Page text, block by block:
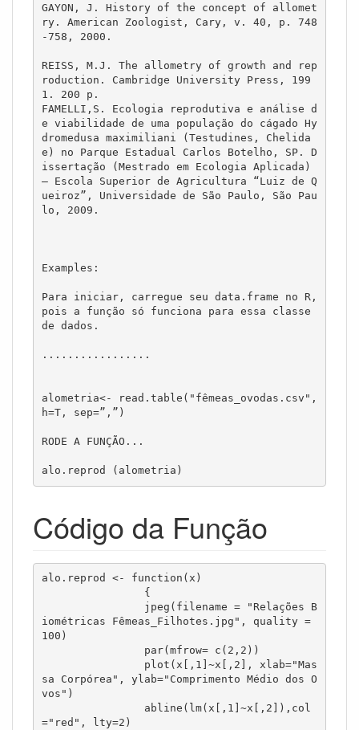
GAYON, J. History of the concept of allomet
ry. American Zoologist, Cary, v. 40, p. 748
-758, 2000.
REISS, M.J. The allometry of growth and rep
roduction. Cambridge University Press, 199
1. 200 p.
FAMELLI,S. Ecologia reprodutiva e análise d
e viabilidade de uma população do cágado Hy
dromedusa maximiliani (Testudines, Chelida
e) no Parque Estadual Carlos Botelho, SP. D
issertação (Mestrado em Ecologia Aplicada)
– Escola Superior de Agricultura “Luiz de Q
ueiroz”, Universidade de São Paulo, São Pau
lo, 2009.
Examples:
Para iniciar, carregue seu data.frame no R,
pois a função só funciona para essa classe
de dados.
.................
alometria<- read.table("fêmeas_ovodas.csv",
h=T, sep=”,”)
RODE A FUNÇÃO...
Código da Função
alo.reprod <- function(x)
iométricas Fêmeas_Filhotes.jpg", quality =
100)
sa Corpórea", ylab="Comprimento Médio dos O
vos")
="red", lty=2)